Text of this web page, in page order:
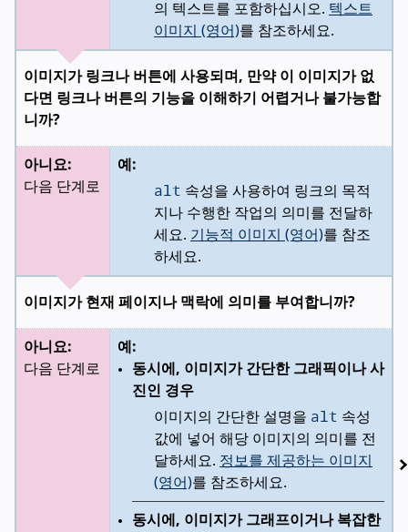
의 텍스트를 포함하십시오. 텍스트
이미지 (영어)를 참조하세요.
이미지가 링크나 버튼에 사용되며, 만약 이 이미지가 없
다면 링크나 버튼의 기능을 이해하기 어렵거나 불가능합
니까?
예:
alt 속성을 사용하여 링크의 목적
지나 수행한 작업의 의미를 전달하
세요. 기능적 이미지 (영어)를 참조
하세요.
아니요:
다음 단계로
이미지가 현재 페이지나 맥락에 의미를 부여합니까?
예:
동시에, 이미지가 간단한 그래픽이나 사
진인 경우
이미지의 간단한 설명을 alt 속성
값에 넣어 해당 이미지의 의미를 전
달하세요. 정보를 제공하는 이미지
(영어)를 참조하세요.
동시에, 이미지가 그래프이거나 복잡한
아니요:
다음 단계로